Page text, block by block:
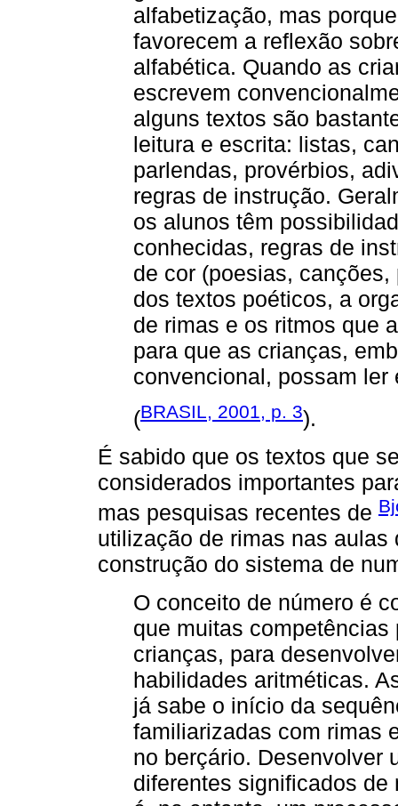
alfabetização, mas
favorecem a reflexão
alfabética. Quando as
escrevem
alguns textos são
leitura e escrita: listas,
parlendas, provérbios,
regras de instrução.
os alunos têm
conhecidas, regras de
de cor (poesias,
dos textos poéticos, a
de rimas e os ritmos que
para que as crianças,
convencional, possam ler
(BRASIL, 2001, p. 3).
É sabido que os textos que
considerados importantes
mas pesquisas recentes de
utilização de rimas nas
construção do sistema de
O conceito de número é
que muitas
crianças, para
habilidades aritméticas.
já sabe o início da
familiarizadas com rimas
no berçário. Desenvolver
diferentes significados